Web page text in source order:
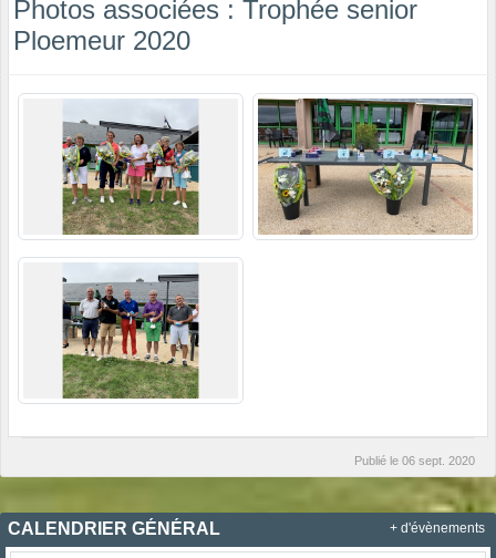
Photos associées : Trophée senior
Ploemeur 2020
Publié le 06 sept. 2020
CALENDRIER GÉNÉRAL + d'évènements